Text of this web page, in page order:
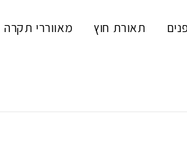
תאורת חוץ מאווררי תקרה